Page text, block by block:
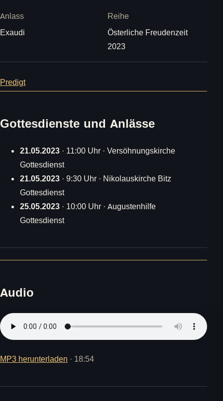
Anlass
Exaudi
Reihe
Österliche Freudenzeit
2023
Predigt
Gottesdienste und Anlässe
21.05.2023 · 11:00 Uhr · Versöhnungskirche
Gottesdienst
21.05.2023 · 9:30 Uhr · Nikolauskirche Bitz
Gottesdienst
25.05.2023 · 10:00 Uhr · Augustenhilfe
Gottesdienst
Audio
MP3 herunterladen · 18:54